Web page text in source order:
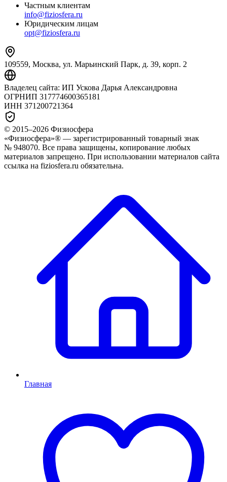
Частным клиентам
info@fiziosfera.ru
Юридическим лицам
opt@fiziosfera.ru
109559, Москва, ул. Марьинский Парк, д. 39, корп. 2
Владелец сайта: ИП Ускова Дарья Александровна
ОГРНИП 317774600365181
ИНН 371200721364
© 2015–2026 Физиосфера
«Физиосфера»® — зарегистрированный товарный знак
№ 948070. Все права защищены, копирование любых
материалов запрещено. При использовании материалов сайта
ссылка на fiziosfera.ru обязательна.
Главная